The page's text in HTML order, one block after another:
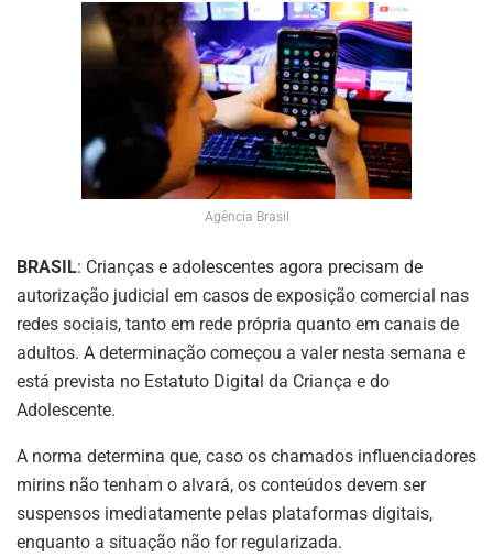
Agência Brasil
BRASIL: Crianças e adolescentes agora precisam de
autorização judicial em casos de exposição comercial nas
redes sociais, tanto em rede própria quanto em canais de
adultos. A determinação começou a valer nesta semana e
está prevista no Estatuto Digital da Criança e do
Adolescente.
A norma determina que, caso os chamados influenciadores
mirins não tenham o alvará, os conteúdos devem ser
suspensos imediatamente pelas plataformas digitais,
enquanto a situação não for regularizada.